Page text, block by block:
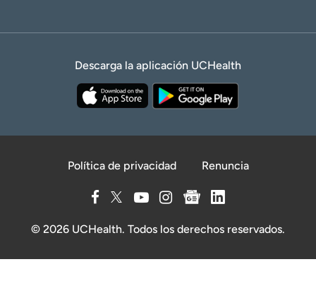
Descarga la aplicación UCHealth
Política de privacidad Renuncia
© 2026 UCHealth. Todos los derechos reservados.